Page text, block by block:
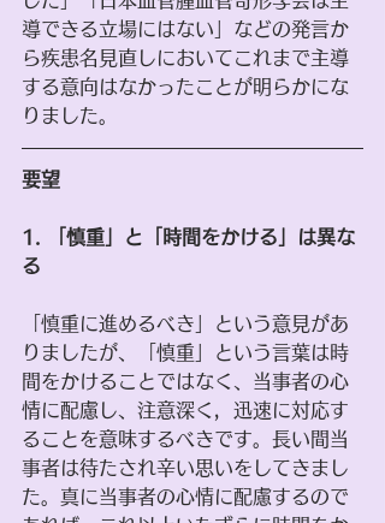
導できる立場にはない」などの発言か
ら疾患名見直しにおいてこれまで主導
する意向はなかったことが明らかにな
りました。
要望
1. 「慎重」と「時間をかける」は異な
る
「慎重に進めるべき」という意見があ
りましたが、「慎重」という言葉は時
間をかけることではなく、当事者の心
情に配慮し、注意深く，迅速に対応す
ることを意味するべきです。長い間当
事者は待たされ辛い思いをしてきまし
た。真に当事者の心情に配慮するので